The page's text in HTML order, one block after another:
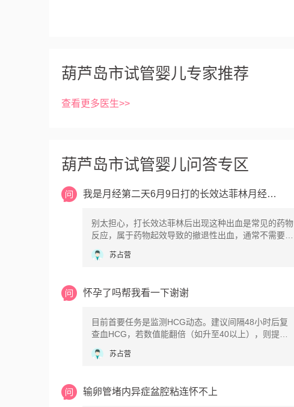
葫芦岛市试管婴儿专家推荐
查看更多医生>>
葫芦岛市试管婴儿问答专区
我是月经第二天6月9日打的长效达菲林月经干净
别太担心，打长效达菲林后出现这种出血是常见的药物
反应，属于药物起效导致的撤退性出血，通常不需要特
殊处理。长效达菲林的主要作用是抑制排卵、降低体内
雌激素水平，让卵巢和子宫内膜得到休息。在注射后的
苏占营
怀孕了吗帮我看一下谢谢
目前首要任务是监测HCG动态。建议间隔48小时后复
查血HCG，若数值能翻倍（如升至40以上），则提示
胚胎正常发育；若无明显变化或下降，则大概率是药物
代谢完毕。
苏占营
输卵管堵内异症盆腔粘连怀不上